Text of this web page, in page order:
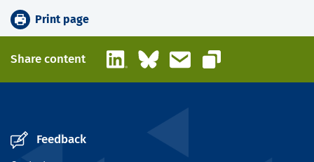
Print page
Share content LinkedInBlueskyEmail
Copy link
Feedback